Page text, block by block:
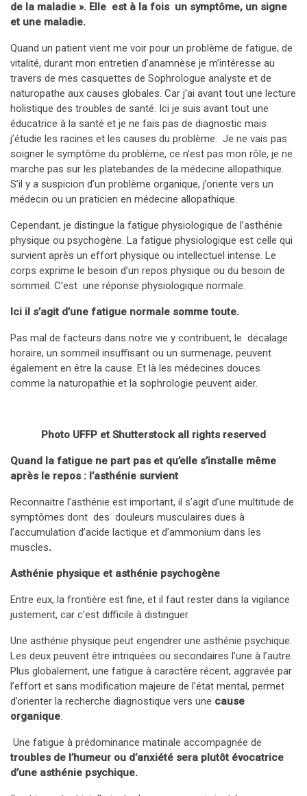
de la maladie ». Elle est à la fois un symptôme, un signe
et une maladie.
Quand un patient vient me voir pour un problème de fatigue, de
vitalité, durant mon entretien d’anamnèse je m’intéresse au
travers de mes casquettes de Sophrologue analyste et de
naturopathe aux causes globales. Car j’ai avant tout une lecture
holistique des troubles de santé. Ici je suis avant tout une
éducatrice à la santé et je ne fais pas de diagnostic mais
j’étudie les racines et les causes du problème. Je ne vais pas
soigner le symptôme du problème, ce n’est pas mon rôle, je ne
marche pas sur les platebandes de la médecine allopathique.
S’il y a suspicion d’un problème organique, j’oriente vers un
médecin ou un praticien en médecine allopathique.
Cependant, je distingue la fatigue physiologique de l’asthénie
physique ou psychogène. La fatigue physiologique est celle qui
survient après un effort physique ou intellectuel intense. Le
corps exprime le besoin d’un repos physique ou du besoin de
sommeil. C’est une réponse physiologique normale.
Ici il s’agit d’une fatigue normale somme toute.
Pas mal de facteurs dans notre vie y contribuent, le décalage
horaire, un sommeil insuffisant ou un surmenage, peuvent
également en être la cause. Et là les médecines douces
comme la naturopathie et la sophrologie peuvent aider.
Photo UFFP et Shutterstock all rights reserved
Quand la fatigue ne part pas et qu’elle s’installe même
après le repos : l’asthénie survient
Reconnaitre l’asthénie est important, il s’agit d’une multitude de
symptômes dont des douleurs musculaires dues à
l’accumulation d’acide lactique et d’ammonium dans les
muscles.
Asthénie physique et asthénie psychogène
Entre eux, la frontière est fine, et il faut rester dans la vigilance
justement, car c’est difficile à distinguer.
Une asthénie physique peut engendrer une asthénie psychique.
Les deux peuvent être intriquées ou secondaires l’une à l’autre.
Plus globalement, une fatigue à caractère récent, aggravée par
l’effort et sans modification majeure de l’état mental, permet
d’orienter la recherche diagnostique vers une cause
organique.
Une fatigue à prédominance matinale accompagnée de
troubles de l’humeur ou d’anxiété sera plutôt évocatrice
d’une asthénie psychique.